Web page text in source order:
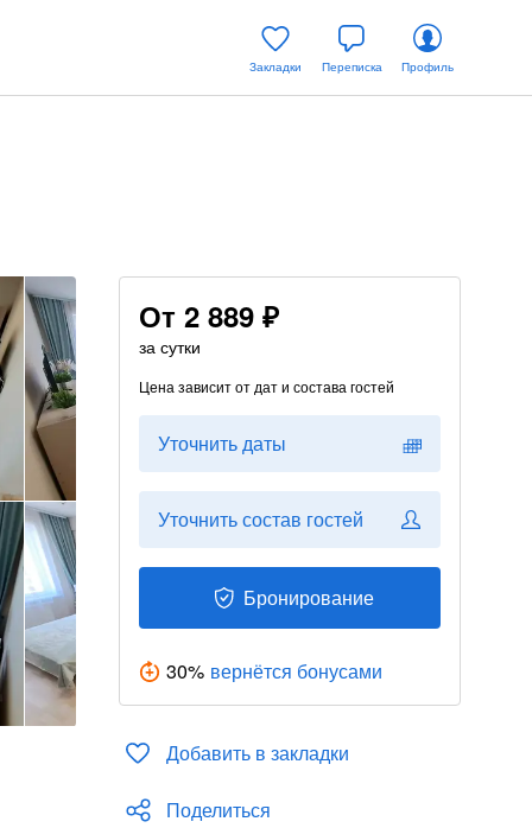
Закладки Переписка Профиль
От 2 889 ₽
за сутки
Цена зависит от дат и состава гостей
Уточнить даты
Уточнить состав гостей
Бронирование
30% вернётся бонусами
Добавить в закладки
Поделиться